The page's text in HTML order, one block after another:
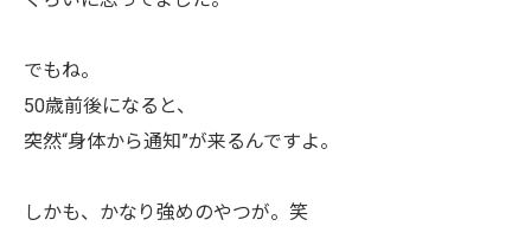
でもね。
50歳前後になると、
突然“身体から通知”が来るんですよ。
しかも、かなり強めのやつが。笑